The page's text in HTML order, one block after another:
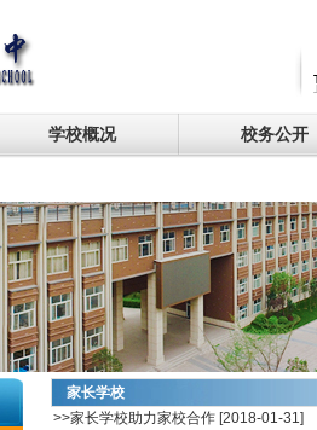
学校概况 校务公开
家长学校
>>家长学校助力家校合作 [2018-01-31]